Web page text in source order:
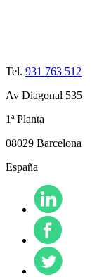
Tel. 931 763 512
Av Diagonal 535
1ª Planta
08029 Barcelona
España